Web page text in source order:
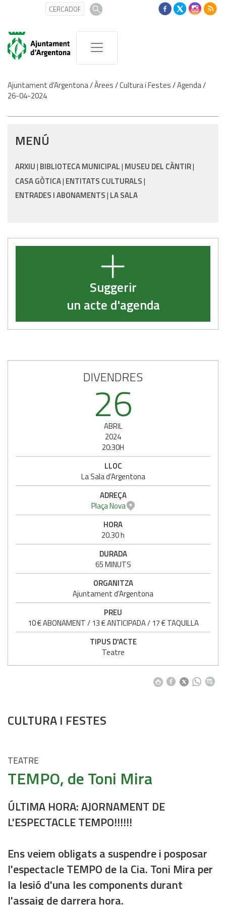
Ajuntament d'Argentona/Àrees/Cultura i Festes/Agenda/
26-04-2024
MENÚ
ARXIU BIBLIOTECA MUNICIPAL MUSEU DEL CÀNTIR
CASA GÒTICA ENTITATS CULTURALS
ENTRADES I ABONAMENTS LA SALA
Suggerir
un acte d'agenda
CULTURA I FESTES
TEATRE
TEMPO, de Toni Mira
ÚLTIMA HORA: AJORNAMENT DE
L'ESPECTACLE TEMPO!!!!!!
Ens veiem obligats a suspendre i posposar
l'espectacle TEMPO de la Cia. Toni Mira per
la lesió d'una les components durant
l'assaig de darrera hora.
DIVENDRES
26
ABRIL
2024
20:30H
LLOC
La Sala d'Argentona
ADREÇA
Plaça Nova
HORA
20.30 h
DURADA
65 MINUTS
ORGANITZA
Ajuntament d'Argentona
PREU
10 € ABONAMENT / 13 € ANTICIPADA / 17 € TAQUILLA
TIPUS D'ACTE
Teatre